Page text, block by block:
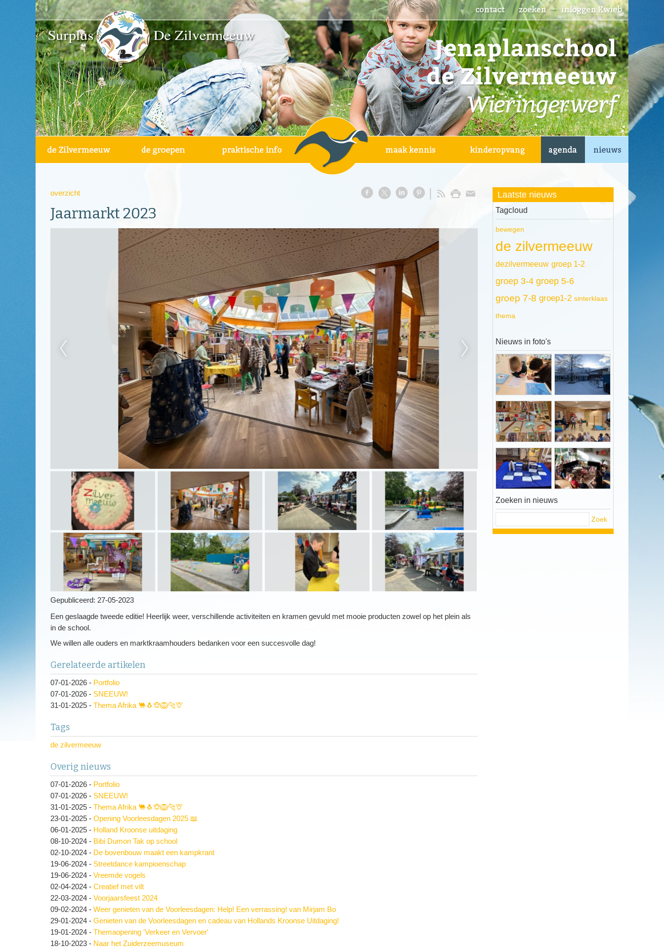
overzicht
Jaarmarkt 2023
Gepubliceerd: 27-05-2023
Een geslaagde tweede editie! Heerlijk weer, verschillende activiteiten en kramen gevuld met mooie producten zowel op het plein als
in de school.
We willen alle ouders en marktkraamhouders bedanken voor een succesvolle dag!
Gerelateerde artikelen
07-01-2026 - Portfolio
07-01-2026 - SNEEUW!
31-01-2025 - Thema Afrika 🐫🐧🐵🦁🐆🦒
Tags
de zilvermeeuw
Overig nieuws
07-01-2026 - Portfolio
07-01-2026 - SNEEUW!
31-01-2025 - Thema Afrika 🐫🐧🐵🦁🐆🦒
23-01-2025 - Opening Voorleesdagen 2025 📖
06-01-2025 - Holland Kroonse uitdaging
08-10-2024 - Bibi Dumon Tak op school
02-10-2024 - De bovenbouw maakt een kampkrant
19-06-2024 - Streetdance kampioenschap
19-06-2024 - Vreemde vogels
02-04-2024 - Creatief met vilt
22-03-2024 - Voorjaarsfeest 2024
09-02-2024 - Weer genieten van de Voorleesdagen: Help! Een verrassing! van Mirjam Bo
29-01-2024 - Genieten van de Voorleesdagen en cadeau van Hollands Kroonse Uitdaging!
19-01-2024 - Themaopening 'Verkeer en Vervoer'
18-10-2023 - Naar het Zuiderzeemuseum
Laatste nieuws
Tagcloud
bewegen
de zilvermeeuw
dezilvermeeuw groep 1-2
groep 3-4 groep 5-6
groep 7-8 groep1-2 sinterklaas
thema
Nieuws in foto's
Zoeken in nieuws
Zoek